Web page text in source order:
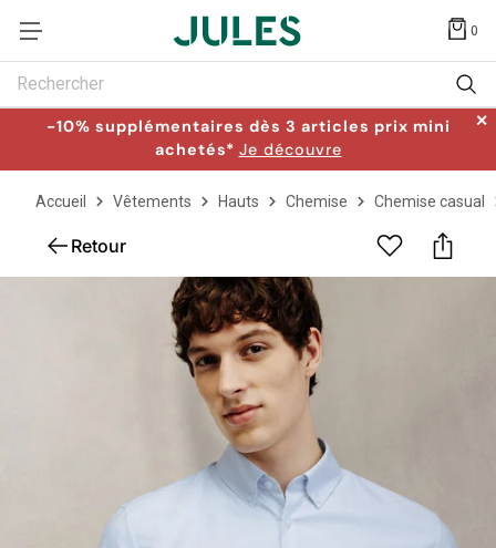
0
Rechercher
-10% supplémentaires dès 3 articles prix mini
achetés* Je découvre
✕
Accueil Vêtements Hauts Chemise Chemise casual
Retour